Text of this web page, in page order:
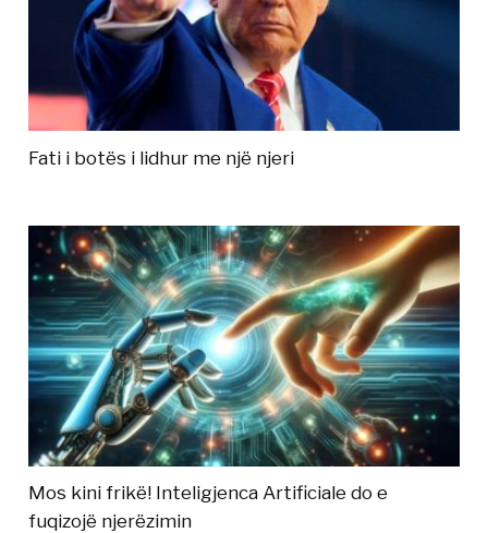
Fati i botës i lidhur me një njeri
Mos kini frikë! Inteligjenca Artificiale do e
fuqizojë njerëzimin